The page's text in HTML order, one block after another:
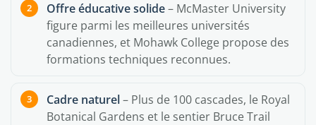
Offre éducative solide– McMaster University
figure parmi les meilleures universités
canadiennes, et Mohawk College propose des
formations techniques reconnues.
Cadre naturel– Plus de 100 cascades, le Royal
Botanical Gardens et le sentier Bruce Trail